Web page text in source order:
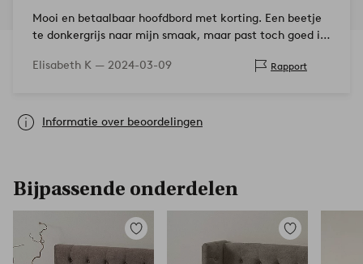
Mooi en betaalbaar hoofdbord met korting. Een beetje
te donkergrijs naar mijn smaak, maar past toch goed in
Elisabeth K — 2024-03-09 Rapport
Informatie over beoordelingen
Bijpassende onderdelen
Toevoegen
aan
favorieten
Toevoegen
aan
favorieten